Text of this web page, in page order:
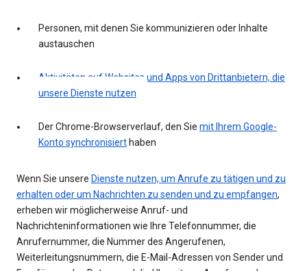
Personen, mit denen Sie kommunizieren oder Inhalte
austauschen
Aktivitäten auf Websites und Apps von Drittanbietern, die
unsere Dienste nutzen
Der Chrome-Browserverlauf, den Sie mit Ihrem Google-
Konto synchronisiert haben
Wenn Sie unsere Dienste nutzen, um Anrufe zu tätigen und zu
erhalten oder um Nachrichten zu senden und zu empfangen,
erheben wir möglicherweise Anruf- und
Nachrichteninformationen wie Ihre Telefonnummer, die
Anrufernummer, die Nummer des Angerufenen,
Weiterleitungsnummern, die E-Mail-Adressen von Sender und